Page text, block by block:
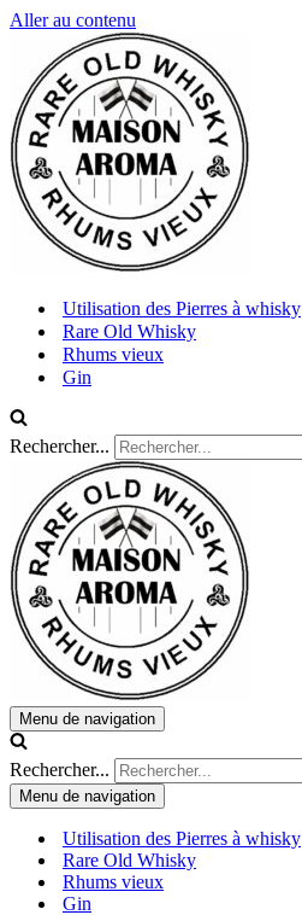
Aller au contenu
Utilisation des Pierres à whisky
Rare Old Whisky
Rhums vieux
Gin
Rechercher...
Menu de navigation
Rechercher...
Menu de navigation
Utilisation des Pierres à whisky
Rare Old Whisky
Rhums vieux
Gin